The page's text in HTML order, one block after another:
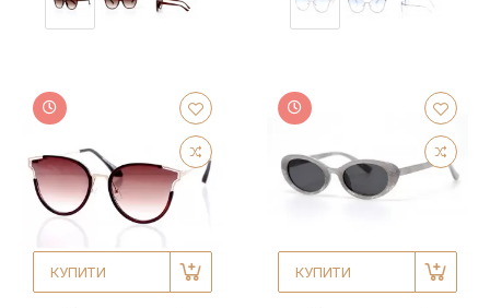
КУПИТИ КУПИТИ